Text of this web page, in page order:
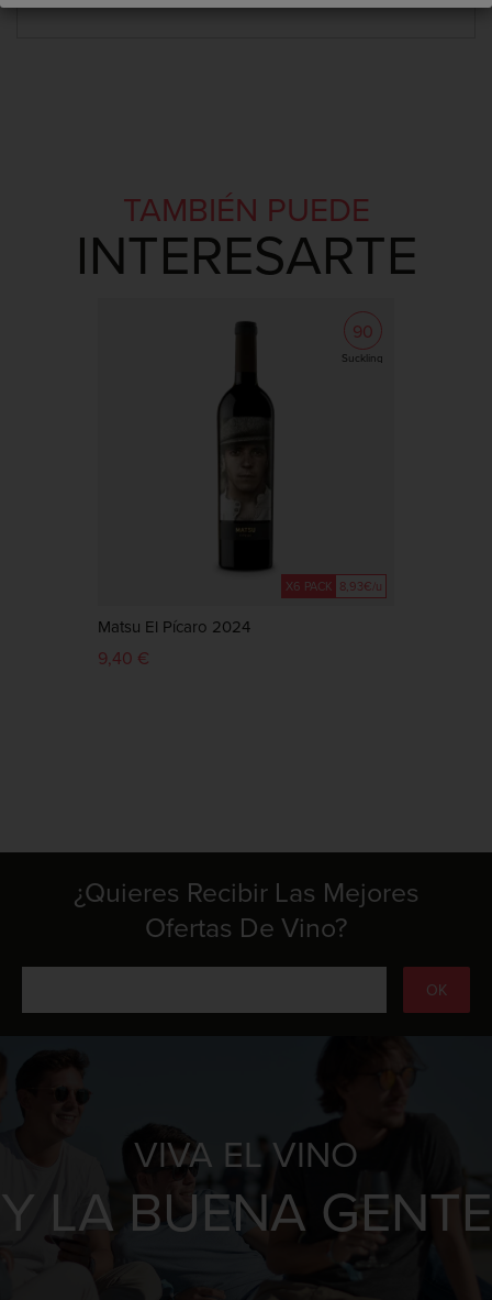
TAMBIÉN PUEDE
INTERESARTE
Suckling
90
X6 PACK 8,93€/u
Matsu El Pícaro 2024
9,40 €
¿Quieres Recibir Las Mejores
Ofertas De Vino?
VIVA EL VINO
Y LA BUENA GENTE